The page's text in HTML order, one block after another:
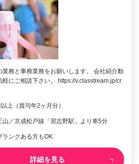
業務と事務業務をお願いします。 会社紹介動
軽にご相談下さい。 https://v.classtream.jp/cr
上（賞与年2ヶ月分）
山／京成松戸線「習志野駅」より車5分
ンクある方もOK
詳細を見る